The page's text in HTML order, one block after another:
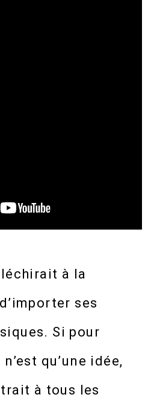
à la
ses
Si pour
qu’une idée,
à tous les